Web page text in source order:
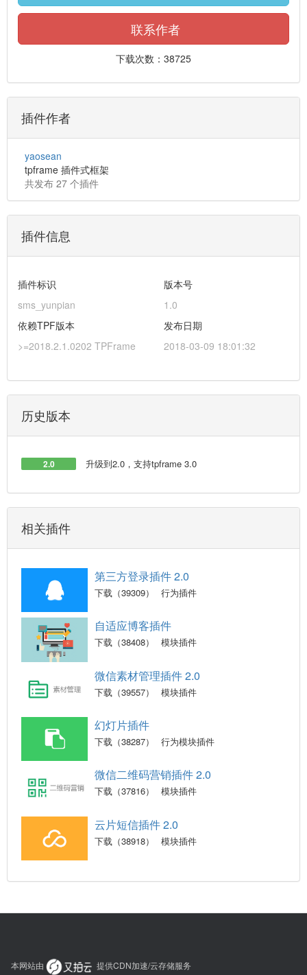
联系作者
下载次数：38725
插件作者
yaosean
tpframe 插件式框架
共发布 27 个插件
插件信息
插件标识
sms_yunpian
版本号
1.0
依赖TPF版本
>=2018.2.1.0202 TPFrame
发布日期
2018-03-09 18:01:32
历史版本
2.0 升级到2.0，支持tpframe 3.0
相关插件
第三方登录插件 2.0
下载（39309） 行为插件
自适应博客插件
下载（38408） 模块插件
微信素材管理插件 2.0
下载（39557） 模块插件
幻灯片插件
下载（38287） 行为模块插件
微信二维码营销插件 2.0
下载（37816） 模块插件
云片短信插件 2.0
下载（38918） 模块插件
本网站由 提供CDN加速/云存储服务